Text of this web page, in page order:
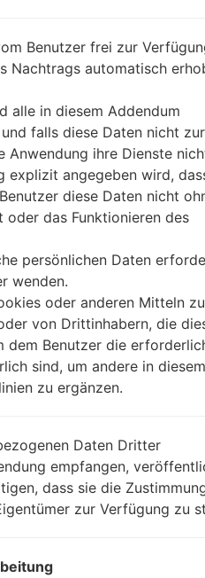
Laden Sie auf Ihren
Dann laden Sie die
Sie brauchen
(wählen Sie 5
AP: „System &
CP: „Modem &
CSC_***: „Country
Fügen Sie dem
Benutzer frei zur
Nachtrags automatisch
alle in diesem Addendum
falls diese Daten nicht zur
Anwendung ihre Dienste
explizit angegeben wird,
diese Daten nicht
das Funktionieren des
persönlichen Daten
wenden.
oder anderen Mitteln
von Drittinhabern, die
dem Benutzer die
sind, um andere in diesem
zu ergänzen.
Daten Dritter
empfangen,
dass sie die
zur Verfügung zu